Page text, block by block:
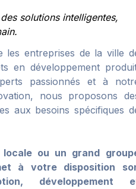
solutions intelligentes,
les entreprises de la ville
en développement
passionnés et à
nous proposons
aux besoins spécifiques
ou un grand
à votre disposition
développement